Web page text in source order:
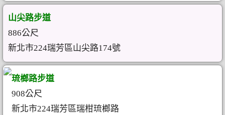
山尖路步道
886公尺
新北市224瑞芳區山尖路174號
琉榔路步道
908公尺
新北市224瑞芳區瑞柑琉榔路